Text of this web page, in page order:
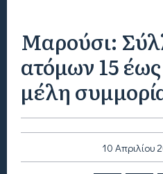
Μαρούσι:
ατόμων 15
μέλη
10 Απριλίου